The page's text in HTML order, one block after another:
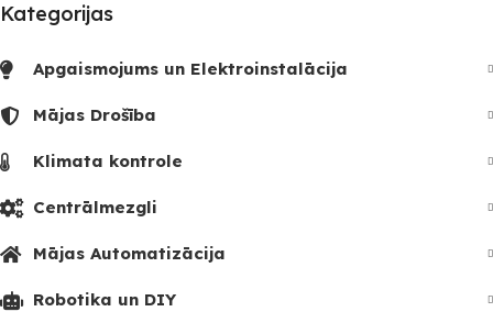
Kategorijas
Apgaismojums un Elektroinstalācija
Mājas Drošība
Klimata kontrole
Centrālmezgli
Mājas Automatizācija
Robotika un DIY